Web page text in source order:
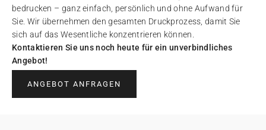
bedrucken – ganz einfach, persönlich und ohne Aufwand für
Sie. Wir übernehmen den gesamten Druckprozess, damit Sie
sich auf das Wesentliche konzentrieren können.
Kontaktieren Sie uns noch heute für ein unverbindliches
Angebot!
ANGEBOT ANFRAGEN